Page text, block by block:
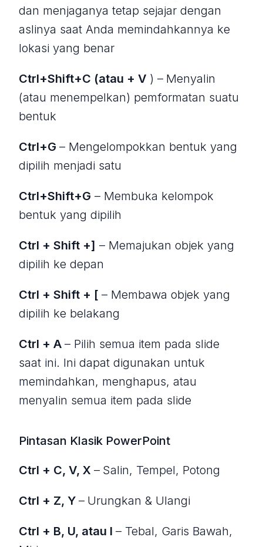
dan menjaganya tetap sejajar dengan
aslinya saat Anda memindahkannya ke
lokasi yang benar
Ctrl+Shift+C (atau + V ) – Menyalin
(atau menempelkan) pemformatan suatu
bentuk
Ctrl+G – Mengelompokkan bentuk yang
dipilih menjadi satu
Ctrl+Shift+G – Membuka kelompok
bentuk yang dipilih
Ctrl + Shift +] – Memajukan objek yang
dipilih ke depan
Ctrl + Shift + [ – Membawa objek yang
dipilih ke belakang
Ctrl + A – Pilih semua item pada slide
saat ini. Ini dapat digunakan untuk
memindahkan, menghapus, atau
menyalin semua item pada slide
Pintasan Klasik PowerPoint
Ctrl + C, V, X – Salin, Tempel, Potong
Ctrl + Z, Y – Urungkan & Ulangi
Ctrl + B, U, atau I – Tebal, Garis Bawah,